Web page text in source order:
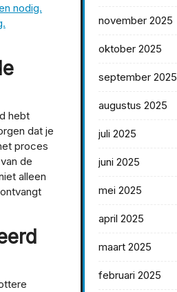
nodig.
hebt
dat je
proces
de
alleen
november 2025
oktober 2025
september 2025
augustus 2025
juli 2025
juni 2025
mei 2025
april 2025
maart 2025
februari 2025